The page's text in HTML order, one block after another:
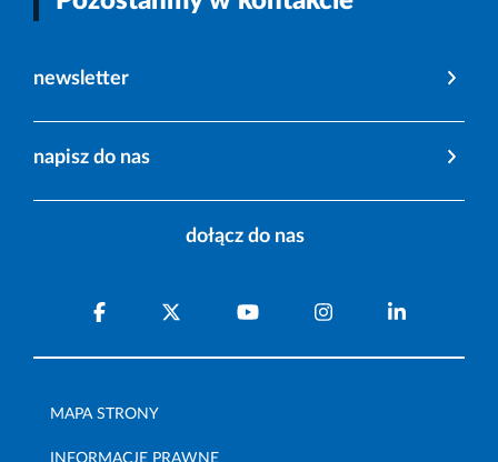
newsletter
napisz do nas
dołącz do nas
MAPA STRONY
INFORMACJE PRAWNE